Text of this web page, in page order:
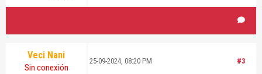
Veci Nani
Sin conexión
#3
25-09-2024, 08:20 PM